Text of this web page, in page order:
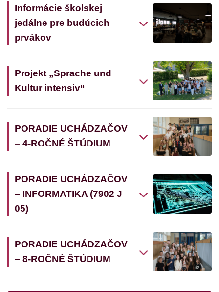
Informácie školskej
jedálne pre budúcich
prvákov
Projekt „Sprache und
Kultur intensiv“
PORADIE UCHÁDZAČOV
– 4-ROČNÉ ŠTÚDIUM
PORADIE UCHÁDZAČOV
– INFORMATIKA (7902 J
05)
PORADIE UCHÁDZAČOV
– 8-ROČNÉ ŠTÚDIUM